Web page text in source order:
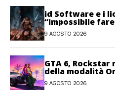
id Software e i
“Impossibile
personale”
9 AGOSTO 2026
GTA 6,
della modalità
player
9 AGOSTO 2026